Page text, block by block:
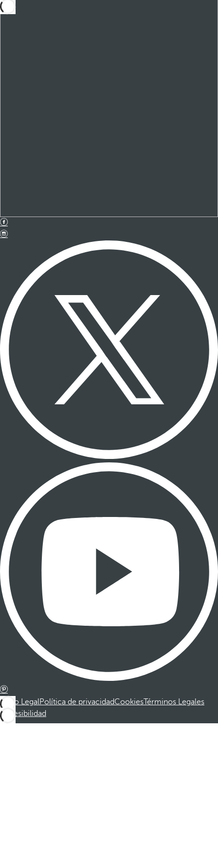
Aviso LegalPolítica de privacidadCookiesTérminos Legales
Accesibilidad